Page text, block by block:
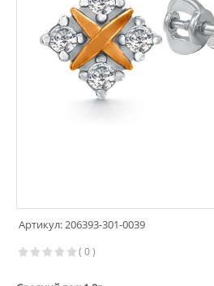
Артикул: 206393-301-0039
( 0 )